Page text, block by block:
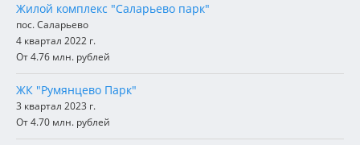
Жилой комплекс "Саларьево парк"
пос. Саларьево
4 квартал 2022 г.
От 4.76 млн. рублей
ЖК "Румянцево Парк"
3 квартал 2023 г.
От 4.70 млн. рублей